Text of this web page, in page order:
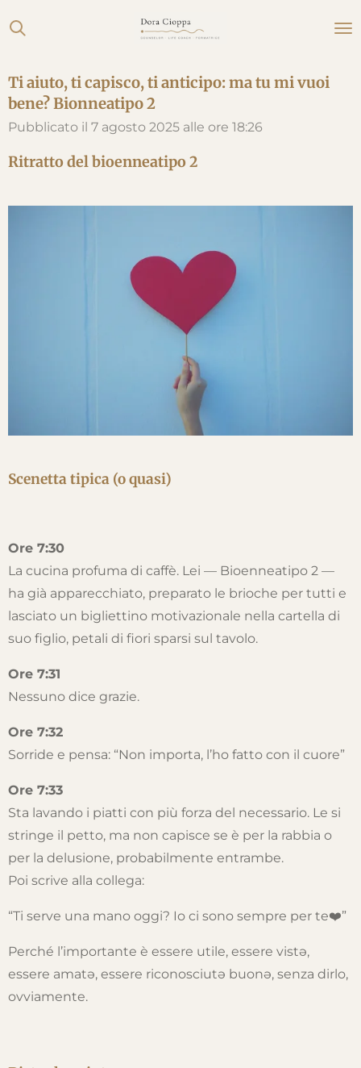
Vai
principale
Ti aiuto, ti capisco, ti anticipo: ma tu mi vuoi
bene? Bionneatipo 2
Pubblicato il 7 agosto 2025 alle ore 18:26
Ritratto del bioenneatipo 2
Scenetta tipica (o quasi)
Ore 7:30
La cucina profuma di caffè. Lei — Bioenneatipo 2 —
ha già apparecchiato, preparato le brioche per tutti e
lasciato un bigliettino motivazionale nella cartella di
suo figlio, petali di fiori sparsi sul tavolo.
Ore 7:31
Nessuno dice grazie.
Ore 7:32
Sorride e pensa: “Non importa, l’ho fatto con il cuore”
Ore 7:33
Sta lavando i piatti con più forza del necessario. Le si
stringe il petto, ma non capisce se è per la rabbia o
per la delusione, probabilmente entrambe.
Poi scrive alla collega:
“Ti serve una mano oggi? Io ci sono sempre per te❤️”
Perché l’importante è essere utile, essere vistə,
essere amatə, essere riconosciutə buonə, senza dirlo,
ovviamente.